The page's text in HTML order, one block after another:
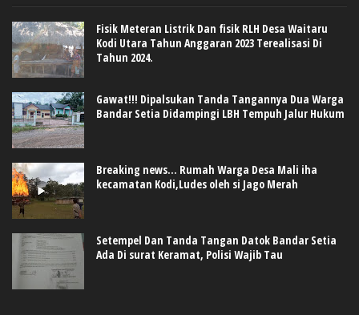
Fisik Meteran Listrik Dan fisik RLH Desa Waitaru
Kodi Utara Tahun Anggaran 2023 Terealisasi Di
Tahun 2024.
Gawat!!! Dipalsukan Tanda Tangannya Dua Warga
Bandar Setia Didampingi LBH Tempuh Jalur Hukum
Breaking news... Rumah Warga Desa Mali iha
kecamatan Kodi,Ludes oleh si Jago Merah
Setempel Dan Tanda Tangan Datok Bandar Setia
Ada Di surat Keramat, Polisi Wajib Tau